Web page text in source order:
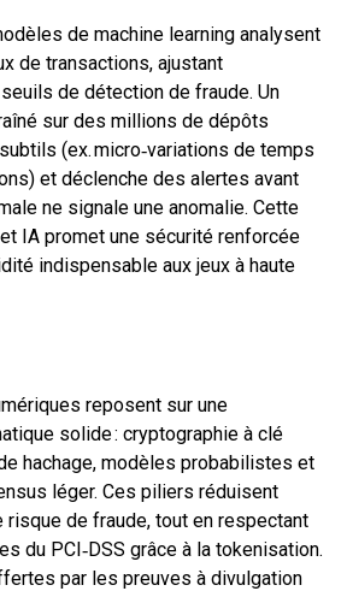
de machine learning analysent
de transactions, ajustant
de détection de fraude. Un
sur des millions de dépôts
(ex. micro‑variations de temps
et déclenche des alertes avant
ne signale une anomalie. Cette
IA promet une sécurité renforcée
indispensable aux jeux à haute
reposent sur une
solide : cryptographie à clé
hachage, modèles probabilistes et
léger. Ces piliers réduisent
de fraude, tout en respectant
du PCI‑DSS grâce à la tokenisation.
par les preuves à divulgation